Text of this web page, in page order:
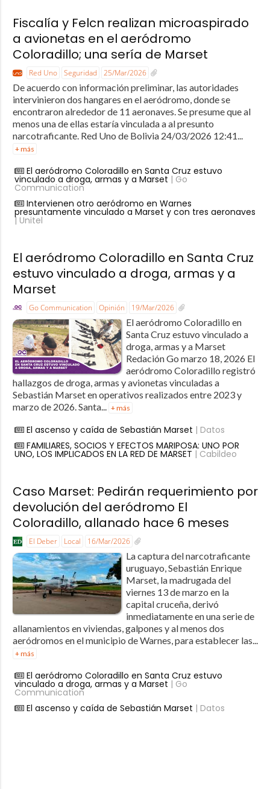
Fiscalía y Felcn realizan microaspirado
a avionetas en el aeródromo
Coloradillo; una sería de Marset
Red Uno Seguridad 25/Mar/2026
De acuerdo con información preliminar, las autoridades
intervinieron dos hangares en el aeródromo, donde se
encontraron alrededor de 11 aeronaves. Se presume que al
menos una de ellas estaría vinculada a al presunto
narcotraficante. Red Uno de Bolivia 24/03/2026 12:41...
+ más
El aeródromo Coloradillo en Santa Cruz estuvo
vinculado a droga, armas y a Marset | Go
Communication
Intervienen otro aeródromo en Warnes
presuntamente vinculado a Marset y con tres aeronaves
| Unitel
El aeródromo Coloradillo en Santa Cruz
estuvo vinculado a droga, armas y a
Marset
Go Communication Opinión 19/Mar/2026
El aeródromo Coloradillo en
Santa Cruz estuvo vinculado a
droga, armas y a Marset
Redación Go marzo 18, 2026 El
aeródromo Coloradillo registró
hallazgos de droga, armas y avionetas vinculadas a
Sebastián Marset en operativos realizados entre 2023 y
marzo de 2026. Santa... + más
El ascenso y caída de Sebastián Marset | Datos
FAMILIARES, SOCIOS Y EFECTOS MARIPOSA: UNO POR
UNO, LOS IMPLICADOS EN LA RED DE MARSET | Cabildeo
Caso Marset: Pedirán requerimiento por
devolución del aeródromo El
Coloradillo, allanado hace 6 meses
El Deber Local 16/Mar/2026
La captura del narcotraficante
uruguayo, Sebastián Enrique
Marset, la madrugada del
viernes 13 de marzo en la
capital cruceña, derivó
inmediatamente en una serie de
allanamientos en viviendas, galpones y al menos dos
aeródromos en el municipio de Warnes, para establecer las...
+ más
El aeródromo Coloradillo en Santa Cruz estuvo
vinculado a droga, armas y a Marset | Go
Communication
El ascenso y caída de Sebastián Marset | Datos